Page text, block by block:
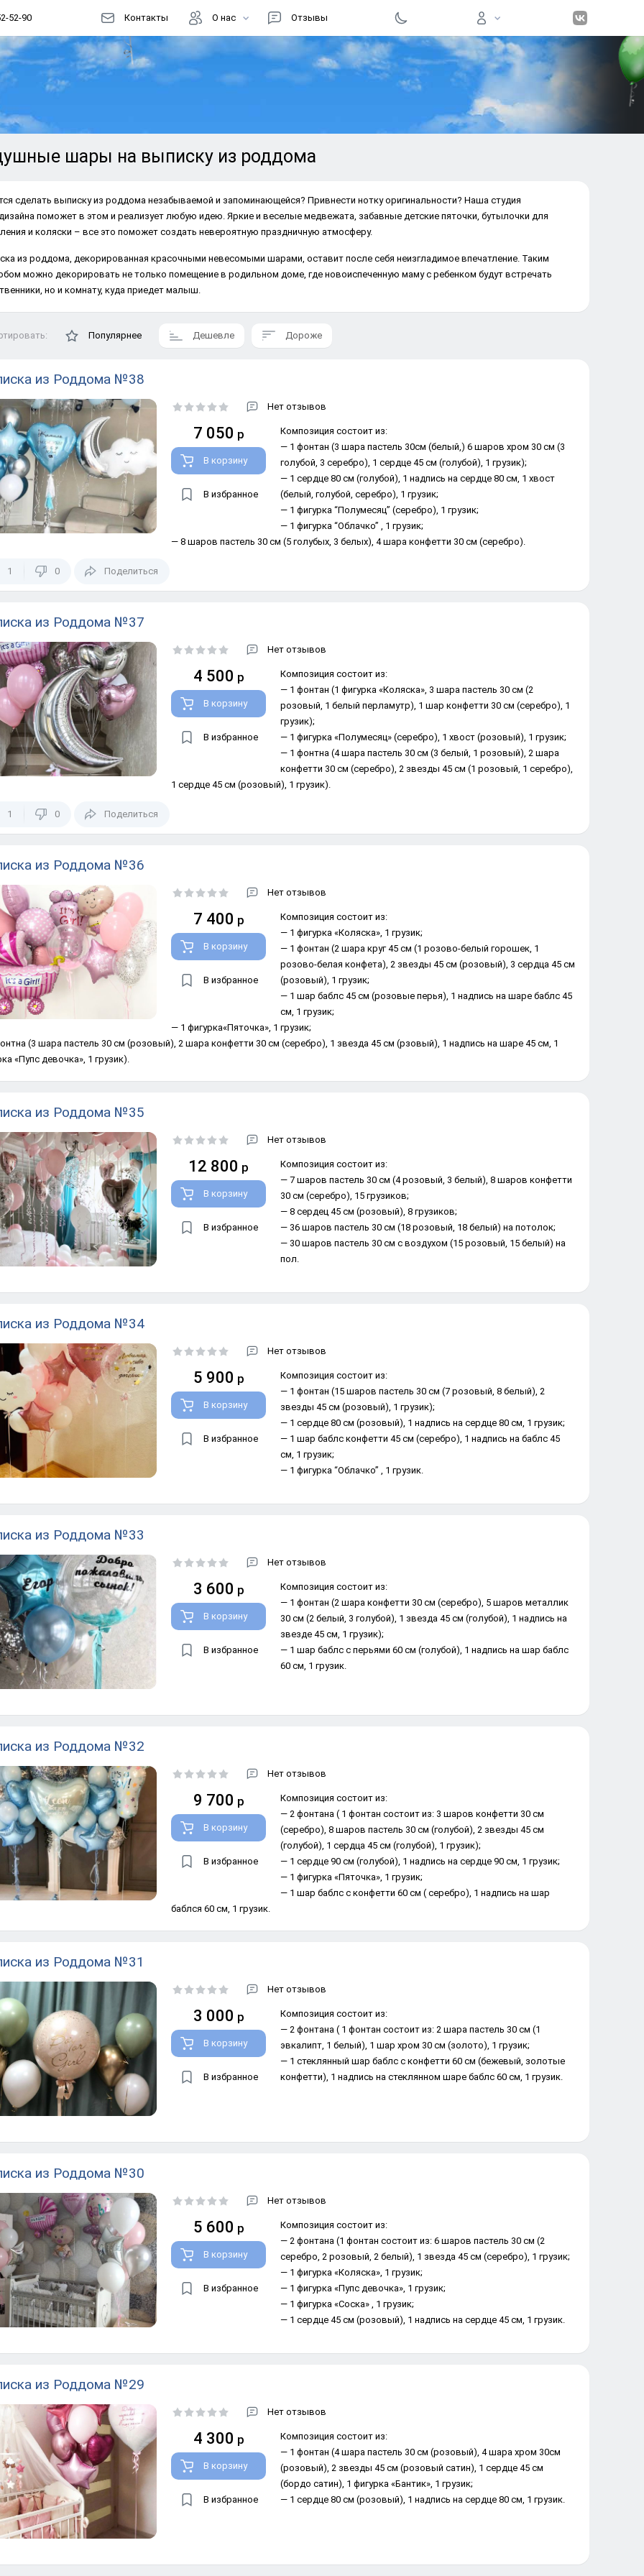
52-90 Контакты О нас
Реквизиты
Правовая информация
Отзывы
Вход на
шары на выписку из роддома
сделать выписку из роддома незабываемой и запоминающейся? Привнести нотку оригинальности? Наша студия аэродизайна
в этом и реализует любую идею. Яркие и веселые медвежата, забавные детские пяточки, бутылочки для кормления и
– все это поможет создать невероятную праздничную атмосферу.
из роддома, декорированная красочными невесомыми шарами, оставит после себя неизгладимое впечатление. Таким
можно декорировать не только помещение в родильном доме, где новоиспеченную маму с ребенком будут встречать
но и комнату, куда приедет малыш.
Популярнее Дешевле Дороже
из Роддома №38
Нет отзывов
7 050 р
В корзину
В избранное
Композиция состоит из:
— 1 фонтан (3 шара пастель 30см (белый,) 6 шаров хром 30 см (3
голубой, 3 серебро), 1 сердце 45 см (голубой), 1 грузик);
— 1 сердце 80 см (голубой), 1 надпись на сердце 80 см, 1 хвост
(белый, голубой, серебро), 1 грузик;
— 1 фигурка “Полумесяц” (серебро), 1 грузик;
— 1 фигурка “Облачко” , 1 грузик;
— 8 шаров пастель 30 см (5 голубых, 3 белых), 4 шара конфетти 30 см (серебро).
1 0 Поделиться
из Роддома №37
Нет отзывов
4 500 р
В корзину
В избранное
Композиция состоит из:
— 1 фонтан (1 фигурка «Коляска», 3 шара пастель 30 см (2
розовый, 1 белый перламутр), 1 шар конфетти 30 см (серебро), 1
грузик);
— 1 фигурка «Полумесяц» (серебро), 1 хвост (розовый), 1 грузик;
— 1 фонтна (4 шара пастель 30 см (3 белый, 1 розовый), 2 шара
конфетти 30 см (серебро), 2 звезды 45 см (1 розовый, 1 серебро),
1 сердце 45 см (розовый), 1 грузик).
1 0 Поделиться
из Роддома №36
Нет отзывов
7 400 р
В корзину
В избранное
Композиция состоит из:
— 1 фигурка «Коляска», 1 грузик;
— 1 фонтан (2 шара круг 45 см (1 розово-белый горошек, 1 розово-
белая конфета), 2 звезды 45 см (розовый), 3 сердца 45 см
(розовый), 1 грузик;
— 1 шар баблс 45 см (розовые перья), 1 надпись на шаре баблс 45
см, 1 грузик;
— 1 фигурка«Пяточка», 1 грузик;
(3 шара пастель 30 см (розовый), 2 шара конфетти 30 см (серебро), 1 звезда 45 см (рзовый), 1 надпись на шаре 45 см, 1
«Пупс девочка», 1 грузик).
из Роддома №35
Нет отзывов
12 800 р
В корзину
В избранное
Композиция состоит из:
— 7 шаров пастель 30 см (4 розовый, 3 белый), 8 шаров конфетти
30 см (серебро), 15 грузиков;
— 8 сердец 45 см (розовый), 8 грузиков;
— 36 шаров пастель 30 см (18 розовый, 18 белый) на потолок;
— 30 шаров пастель 30 см с воздухом (15 розовый, 15 белый) на
пол.
из Роддома №34
Нет отзывов
5 900 р
В корзину
В избранное
Композиция состоит из:
— 1 фонтан (15 шаров пастель 30 см (7 розовый, 8 белый), 2
звезды 45 см (розовый), 1 грузик);
— 1 сердце 80 см (розовый), 1 надпись на сердце 80 см, 1 грузик;
— 1 шар баблс конфетти 45 см (серебро), 1 надпись на баблс 45
см, 1 грузик;
— 1 фигурка “Облачко” , 1 грузик.
из Роддома №33
Нет отзывов
3 600 р
В корзину
В избранное
Композиция состоит из:
— 1 фонтан (2 шара конфетти 30 см (серебро), 5 шаров металлик
30 см (2 белый, 3 голубой), 1 звезда 45 см (голубой), 1 надпись на
звезде 45 см, 1 грузик);
— 1 шар баблс с перьями 60 см (голубой), 1 надпись на шар баблс
60 см, 1 грузик.
из Роддома №32
Нет отзывов
9 700 р
В корзину
В избранное
Композиция состоит из:
— 2 фонтана ( 1 фонтан состоит из: 3 шаров конфетти 30 см
(серебро), 8 шаров пастель 30 см (голубой), 2 звезды 45 см
(голубой), 1 сердца 45 см (голубой), 1 грузик);
— 1 сердце 90 см (голубой), 1 надпись на сердце 90 см, 1 грузик;
— 1 фигурка «Пяточка», 1 грузик;
— 1 шар баблс с конфетти 60 см ( серебро), 1 надпись на шар
баблся 60 см, 1 грузик.
из Роддома №31
Нет отзывов
3 000 р
В корзину
В избранное
Композиция состоит из:
— 2 фонтана ( 1 фонтан состоит из: 2 шара пастель 30 см (1
эвкалипт, 1 белый), 1 шар хром 30 см (золото), 1 грузик;
— 1 стеклянный шар баблс с конфетти 60 см (бежевый, золотые
конфетти), 1 надпись на стеклянном шаре баблс 60 см, 1 грузик.
из Роддома №30
Нет отзывов
5 600 р
В корзину
В избранное
Композиция состоит из:
— 2 фонтана (1 фонтан состоит из: 6 шаров пастель 30 см (2
серебро, 2 розовый, 2 белый), 1 звезда 45 см (серебро), 1 грузик;
— 1 фигурка «Коляска», 1 грузик;
— 1 фигурка «Пупс девочка», 1 грузик;
— 1 фигурка «Соска» , 1 грузик;
— 1 сердце 45 см (розовый), 1 надпись на сердце 45 см, 1 грузик.
из Роддома №29
Нет отзывов
4 300 р
В корзину
В избранное
Композиция состоит из:
— 1 фонтан (4 шара пастель 30 см (розовый), 4 шара хром 30см
(розовый), 2 звезды 45 см (розовый сатин), 1 сердце 45 см (бордо
сатин), 1 фигурка «Бантик», 1 грузик;
— 1 сердце 80 см (розовый), 1 надпись на сердце 80 см, 1 грузик.